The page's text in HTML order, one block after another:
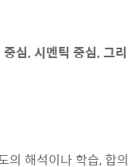
심, 시멘틱 중심, 그리
의 해석이나 학습, 합의